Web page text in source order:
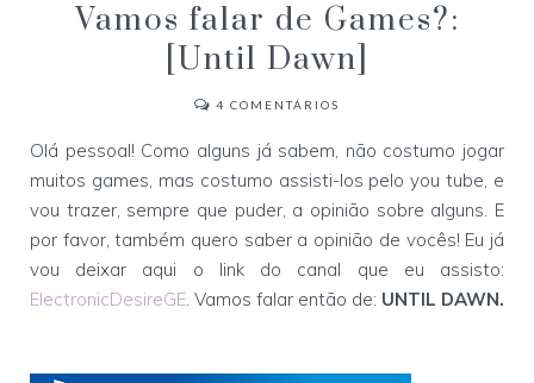
Vamos falar de Games?:
[Until Dawn]
4 COMENTÁRIOS
Olá pessoal! Como alguns já sabem, não costumo jogar
muitos games, mas costumo assisti-los pelo you tube, e
vou trazer, sempre que puder, a opinião sobre alguns. E
por favor, também quero saber a opinião de vocês! Eu já
vou deixar aqui o link do canal que eu assisto:
ElectronicDesireGE. Vamos falar então de: UNTIL DAWN.